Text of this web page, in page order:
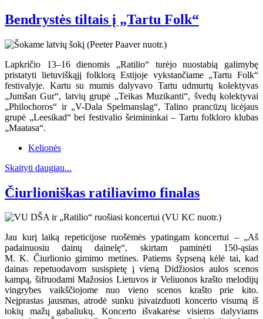
Bendrystės tiltais į „Tartu Folk“
Lapkričio 13–16 dienomis „Ratilio“ turėjo nuostabią galimybę
pristatyti lietuviškąjį folklorą Estijoje vykstančiame „Tartu Folk“
festivalyje. Kartu su mumis dalyvavo Tartu udmurtų kolektyvas
„Jumšan Gur“, latvių grupė „Teikas Muzikanti“, švedų kolektyvai
„Philochoros“ ir „V-Dala Spelmanslag“, Talino prancūzų licėjaus
grupė „Leesikad“ bei festivalio šeimininkai – Tartu folkloro klubas
„Maatasa“.
Kelionės
Skaityti daugiau...
Čiurlioniškas ratiliavimo finalas
Jau kurį laiką repeticijose ruošėmės ypatingam koncertui – „Aš
padainuosiu dainų dainelę“, skirtam paminėti 150-ąsias
M. K. Čiurlionio gimimo metines. Patiems šypseną kėlė tai, kad
dainas repetuodavom susispietę į vieną Didžiosios aulos scenos
kampą, šifruodami Mažosios Lietuvos ir Veliuonos krašto melodijų
vingrybes vaikščiojome nuo vieno scenos krašto prie kito.
Neįprastas jausmas, atrodė sunku įsivaizduoti koncerto visumą iš
tokių mažų gabaliukų. Koncerto išvakarėse visiems dalyviams